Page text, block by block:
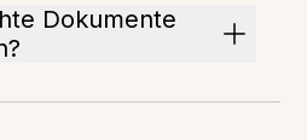
Dokumente